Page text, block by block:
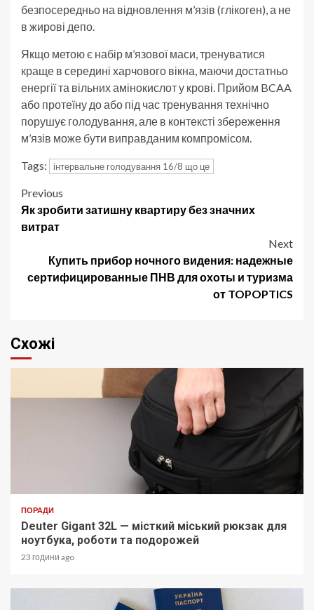
безпосередньо на відновлення м’язів (глікоген), а не
в жирові депо.
Якщо метою є набір м’язової маси, тренуватися
краще в середині харчового вікна, маючи достатньо
енергії та вільних амінокислот у крові. Прийом BCAA
або протеїну до або під час тренування технічно
порушує голодування, але в контексті збереження
м’язів може бути виправданим компромісом.
Tags: інтервальне голодування 16/8 що це
Post
navigation
Previous
Як зробити затишну квартиру без значних
витрат
Next
Купить прибор ночного видения: надежные
сертифицированные ПНВ для охоты и туризма
от TOPOPTICS
Схожі
ПОРАДИ
Deuter Gigant 32L — місткий міський рюкзак для
ноутбука, роботи та подорожей
23 години ago